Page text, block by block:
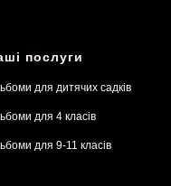
послуги
для дитячих садків
для 4 класів
для 9-11 класів